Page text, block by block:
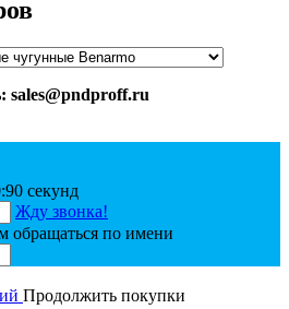
sales@pndproff.ru
90 секунд
Жду звонка!
обращаться по имени
Продолжить покупки